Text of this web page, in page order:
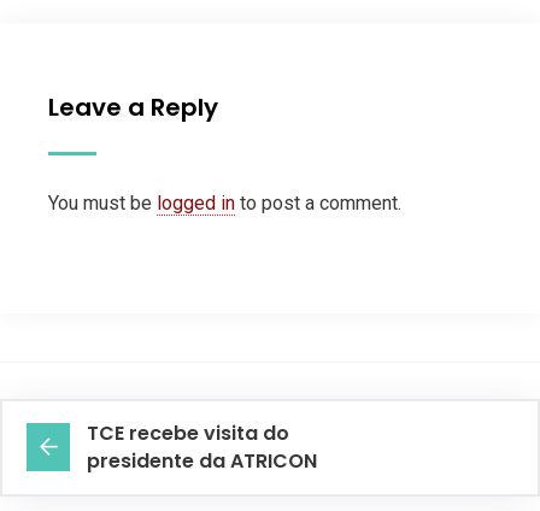
Leave a Reply
You must be logged in to post a comment.
TCE recebe visita do
presidente da ATRICON